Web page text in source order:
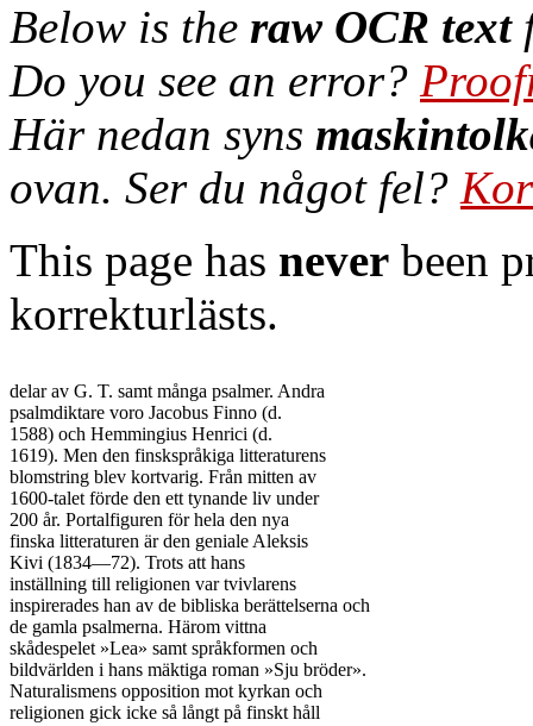
Below is the raw OCR text
Do you see an error?
Här nedan syns
ovan. Ser du något fel?
This page has never been
korrekturlästs.
delar av G. T. samt många psalmer. Andra
psalmdiktare voro Jacobus Finno (d.
1588) och Hemmingius Henrici (d.
1619). Men den finskspråkiga litteraturens
blomstring blev kortvarig. Från mitten av
1600-talet förde den ett tynande liv under
200 år. Portalfiguren för hela den nya
finska litteraturen är den geniale Aleksis
Kivi (1834—72). Trots att hans
inställning till religionen var tvivlarens
inspirerades han av de bibliska berättelserna och
de gamla psalmerna. Härom vittna
skådespelet »Lea» samt språkformen och
bildvärlden i hans mäktiga roman »Sju bröder».
Naturalismens opposition mot kyrkan och
religionen gick icke så långt på finskt håll